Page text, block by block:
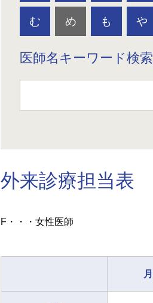
む め も や
医師名キーワード検索
外来診療担当表
F・・・女性医師
月